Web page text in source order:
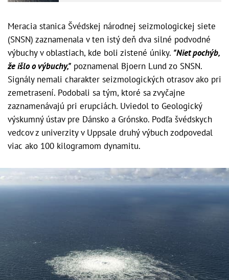
Meracia stanica Švédskej národnej seizmologickej siete
(SNSN) zaznamenala v ten istý deň dva silné podvodné
výbuchy v oblastiach, kde boli zistené úniky. "Niet pochýb,
že išlo o výbuchy," poznamenal Bjoern Lund zo SNSN.
Signály nemali charakter seizmologických otrasov ako pri
zemetrasení. Podobali sa tým, ktoré sa zvyčajne
zaznamenávajú pri erupciách. Uviedol to Geologický
výskumný ústav pre Dánsko a Grónsko. Podľa švédskych
vedcov z univerzity v Uppsale druhý výbuch zodpovedal
viac ako 100 kilogramom dynamitu.